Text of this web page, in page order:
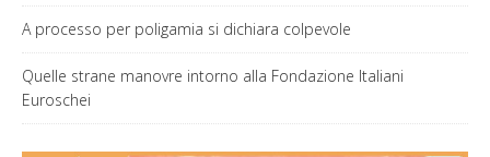
A processo per poligamia si dichiara colpevole
Quelle strane manovre intorno alla Fondazione Italiani
Euroschei